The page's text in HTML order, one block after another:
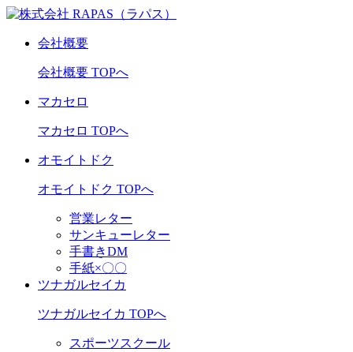
会社概要
会社概要 TOPへ
マカセロ
マカセロ TOPへ
オモイトドク
オモイトドク TOPへ
営業レター
サンキューレター
手書きDM
手紙×〇〇
ツナガルセイカ
ツナガルセイカ TOPへ
スポーツスクール